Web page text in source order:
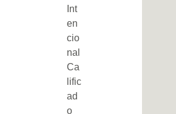
Int
en
cio
nal
Ca
lific
ad
o